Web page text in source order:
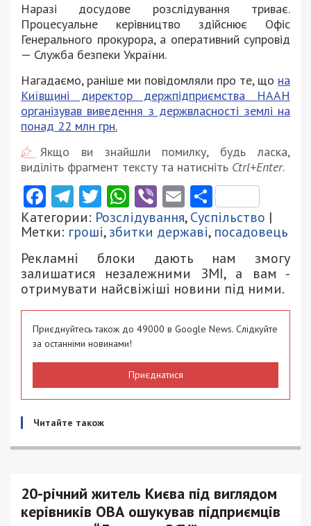
Наразі досудове розслідування триває.
Процесуальне керівництво здійснює Офіс
Генерального прокурора, а оперативний супровід
— Служба безпеки України.
Нагадаємо, раніше ми повідомляли про те, що на
Київщині директор держпідприємства НААН
організував виведення з держвласності землі на
понад 22 млн грн.
Якщо ви знайшли помилку, будь ласка,
виділіть фрагмент тексту та натисніть Ctrl+Enter.
Facebook
Telegram
Twitter
WhatsApp
ViberEmail
Категории: Розслідування,Суспільство |
Метки: гроші,збитки державі, посадовець
Рекламні блоки дають нам змогу
залишатися незалежними ЗМІ, а вам -
отримувати найсвіжіші новини під ними.
Приєднуйтесь також до 49000 в Google News. Слідкуйте
за останніми новинами!
Приєднатися
Читайте також
20-річний житель Києва під виглядом
керівників ОВА ошукував підприємців